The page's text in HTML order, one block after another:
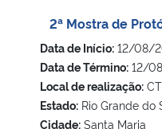
2ª Mostra de
Data de Início: 12/08/
Data de Término: 12/
Local de realização:
Estado: Rio Grande do
Cidade: Santa Maria